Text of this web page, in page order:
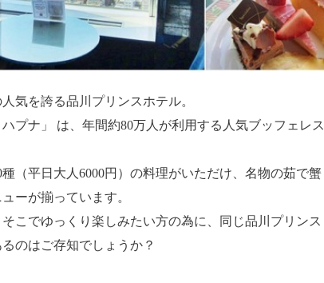
気を誇る品川プリンスホテル。
プナ」 は、年間約80万人が利用する人気ブッフェレス
（平日大人6000円）の料理がいただけ、名物の茹で蟹
ーが揃っています。
こでゆっくり楽しみたい方の為に、同じ品川プリンス
のはご存知でしょうか？